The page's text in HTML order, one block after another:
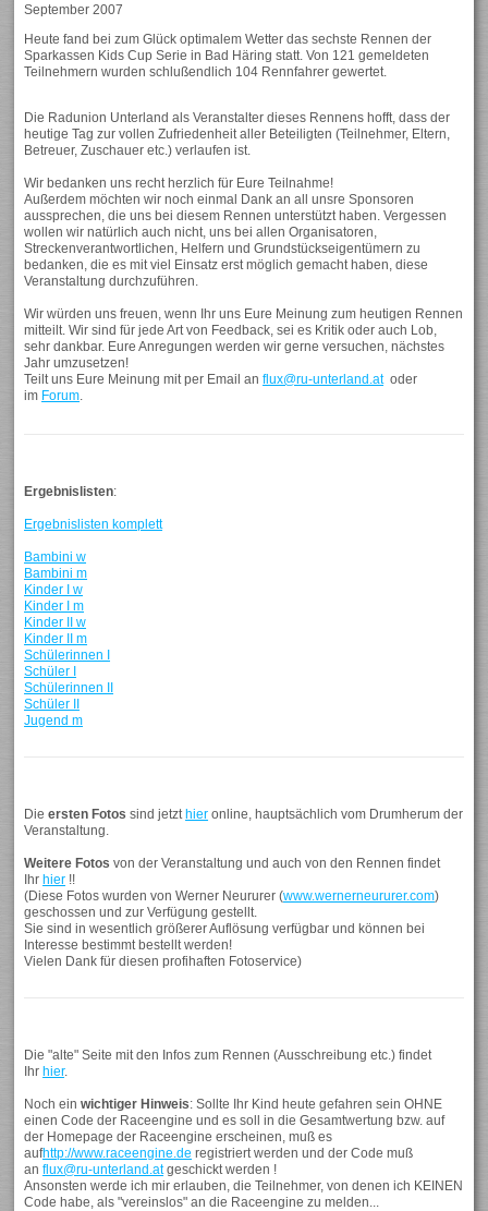
September 2007
Heute fand bei zum Glück optimalem Wetter das sechste Rennen der
Sparkassen Kids Cup Serie in Bad Häring statt. Von 121 gemeldeten
Teilnehmern wurden schlußendlich 104 Rennfahrer gewertet.
Die Radunion Unterland als Veranstalter dieses Rennens hofft, dass der
heutige Tag zur vollen Zufriedenheit aller Beteiligten (Teilnehmer, Eltern,
Betreuer, Zuschauer etc.) verlaufen ist.
Wir bedanken uns recht herzlich für Eure Teilnahme!
Außerdem möchten wir noch einmal Dank an all unsre Sponsoren
aussprechen, die uns bei diesem Rennen unterstützt haben. Vergessen
wollen wir natürlich auch nicht, uns bei allen Organisatoren,
Streckenverantwortlichen, Helfern und Grundstückseigentümern zu
bedanken, die es mit viel Einsatz erst möglich gemacht haben, diese
Veranstaltung durchzuführen.
Wir würden uns freuen, wenn Ihr uns Eure Meinung zum heutigen Rennen
mitteilt. Wir sind für jede Art von Feedback, sei es Kritik oder auch Lob,
sehr dankbar. Eure Anregungen werden wir gerne versuchen, nächstes
Jahr umzusetzen!
Teilt uns Eure Meinung mit per Email anflux@ru-unterland.atoder
im Forum
Ergebnislisten:
Ergebnislisten komplett
Bambini w
Bambini m
Kinder I w
Kinder I m
Kinder II w
Kinder II m
Schülerinnen I
Schüler I
Schülerinnen II
Schüler II
Jugend m
Dieersten Fotos sind jetzthier online, hauptsächlich vom Drumherum der
Veranstaltung.
Weitere Fotos von der Veranstaltung und auch von den Rennen findet
Ihrhier !!
(Diese Fotos wurden von Werner Neururer (www.wernerneururer.com)
geschossen und zur Verfügung gestellt.
Sie sind in wesentlich größerer Auflösung verfügbar und können bei
Interesse bestimmt bestellt werden!
Vielen Dank für diesen profihaften Fotoservice)
Die "alte" Seite mit den Infos zum Rennen (Ausschreibung etc.) findet
Ihrhier.
Noch einwichtiger Hinweis: Sollte Ihr Kind heute gefahren sein OHNE
einen Code der Raceengine und es soll in die Gesamtwertung bzw. auf
der Homepage der Raceengine erscheinen, muß es
aufhttp://www.raceengine.de registriert werden und der Code muß
anflux@ru-unterland.atgeschickt werden !
Ansonsten werde ich mir erlauben, die Teilnehmer, von denen ich KEINEN
Code habe, als "vereinslos" an die Raceengine zu melden...